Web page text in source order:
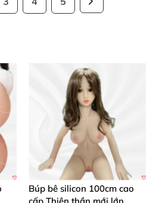
Búp bê silicon 100cm cao
cấp Thiên thần mới lớn